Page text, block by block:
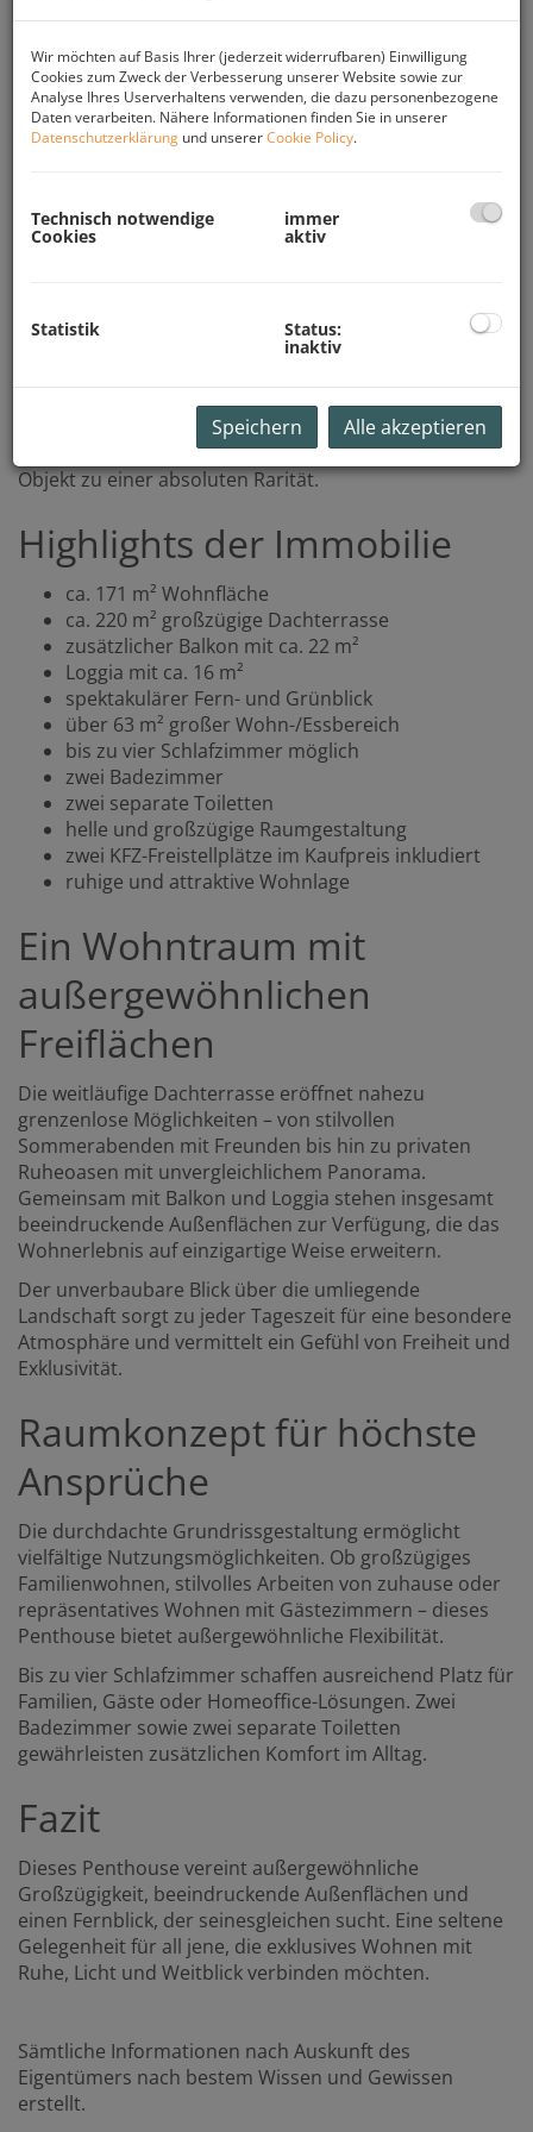
von Ohlsdorf präsentiert sich dieses außergewöhnliche
Penthouse als seltene Gelegenheit für anspruchsvolle
Käufer. Auf rund 171 m² Wohnfläche vereinen sich
Großzügigkeit, Licht und ein atemberaubender
Bereits beim Betreten der Wohnung beeindruckt die
m² große Wohn-, Ess- und Küchenbereich, der durch
seine weitläufige Gestaltung sowie große
Fensterflächen lichtdurchflutet wirkt und den
unvergleichlichen Ausblick eindrucksvoll in Szene setzt.
Die Kombination aus exklusiver Wohnfläche und
außergewöhnlichen Außenbereichen macht dieses
Objekt zu einer absoluten Rarität.
Highlights der Immobilie
ca. 171 m² Wohnfläche
ca. 220 m² großzügige Dachterrasse
zusätzlicher Balkon mit ca. 22 m²
Loggia mit ca. 16 m²
spektakulärer Fern- und Grünblick
über 63 m² großer Wohn-/Essbereich
bis zu vier Schlafzimmer möglich
zwei Badezimmer
zwei separate Toiletten
helle und großzügige Raumgestaltung
zwei KFZ-Freistellplätze im Kaufpreis inkludiert
ruhige und attraktive Wohnlage
Ein Wohntraum mit
außergewöhnlichen
Freiflächen
Die weitläufige Dachterrasse eröffnet nahezu
grenzenlose Möglichkeiten – von stilvollen
Sommerabenden mit Freunden bis hin zu privaten
Ruheoasen mit unvergleichlichem Panorama.
Gemeinsam mit Balkon und Loggia stehen insgesamt
beeindruckende Außenflächen zur Verfügung, die das
Wohnerlebnis auf einzigartige Weise erweitern.
Der unverbaubare Blick über die umliegende
Landschaft sorgt zu jeder Tageszeit für eine besondere
Atmosphäre und vermittelt ein Gefühl von Freiheit und
Exklusivität.
Raumkonzept für höchste
Ansprüche
Die durchdachte Grundrissgestaltung ermöglicht
vielfältige Nutzungsmöglichkeiten. Ob großzügiges
Familienwohnen, stilvolles Arbeiten von zuhause oder
repräsentatives Wohnen mit Gästezimmern – dieses
Penthouse bietet außergewöhnliche Flexibilität.
Bis zu vier Schlafzimmer schaffen ausreichend Platz für
Familien, Gäste oder Homeoffice-Lösungen. Zwei
Badezimmer sowie zwei separate Toiletten
gewährleisten zusätzlichen Komfort im Alltag.
Fazit
Dieses Penthouse vereint außergewöhnliche
Großzügigkeit, beeindruckende Außenflächen und
einen Fernblick, der seinesgleichen sucht. Eine seltene
Gelegenheit für all jene, die exklusives Wohnen mit
Ruhe, Licht und Weitblick verbinden möchten.
Sämtliche Informationen nach Auskunft des
Eigentümers nach bestem Wissen und Gewissen
erstellt.
Wir möchten auf Basis Ihrer (jederzeit widerrufbaren) Einwilligung
Cookies zum Zweck der Verbesserung unserer Website sowie zur
Analyse Ihres Userverhaltens verwenden, die dazu personenbezogene
Daten verarbeiten. Nähere Informationen finden Sie in unserer
Datenschutzerklärung und unsererCookie Policy.
Technisch notwendige
Cookies
immer
aktiv
Statistik Status:
inaktiv
Speichern Alle akzeptieren